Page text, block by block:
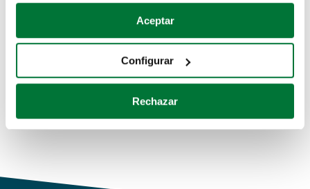
Si lo permite, también quisiéramos:
Recopilar información sobre su ubicación geográfica
Identificar su dispositivo analizándolo activamente
para buscar características específicas (huellas
Obtenga más información sobre cómo se procesan sus
Aceptar
Configurar
Rechazar
Coches de segunda mano
Coches de km0